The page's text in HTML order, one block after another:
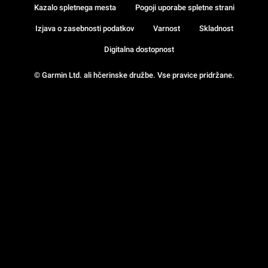
© Garmin Ltd. ali hčerinske družbe. Vse pravice pridržane.
Kazalo spletnega mesta Pogoji uporabe spletne strani
Izjava o zasebnosti podatkov Varnost Skladnost
Digitalna dostopnost